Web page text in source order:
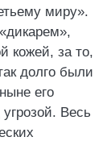
миру».
кожей, за то,
долго были
его
Весь